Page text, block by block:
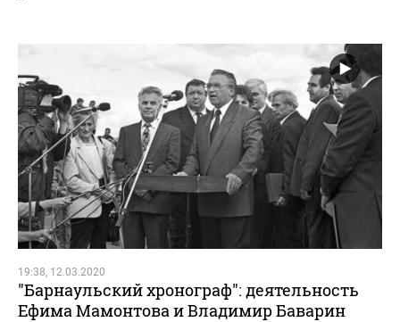
19:38, 12.03.2020
"Барнаульский хронограф": деятельность
Ефима Мамонтова и Владимир Баварин